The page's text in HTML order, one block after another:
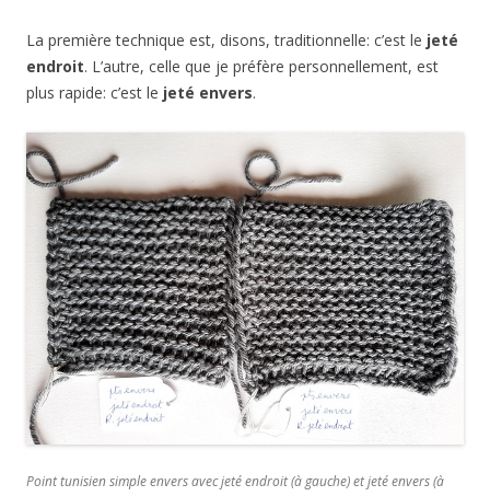
La première technique est, disons, traditionnelle: c’est le jeté
endroit. L’autre, celle que je préfère personnellement, est
plus rapide: c’est le jeté envers.
Point tunisien simple envers avec jeté endroit (à gauche) et jeté envers (à